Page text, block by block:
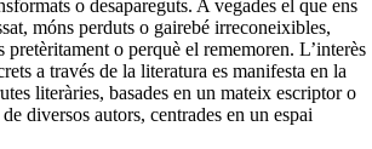
o desapareguts. A vegades el que ens
móns perduts o gairebé irreconeixibles,
pretèritament o perquè el rememoren. L’interès
a través de la literatura es manifesta en la
literàries, basades en un mateix escriptor o
diversos autors, centrades en un espai